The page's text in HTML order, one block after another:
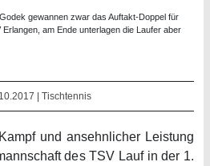
gewannen zwar das Auftakt-Doppel für
am Ende unterlagen die Laufer aber
| Tischtennis
und ansehnlicher Leistung
des TSV Lauf in der 1.